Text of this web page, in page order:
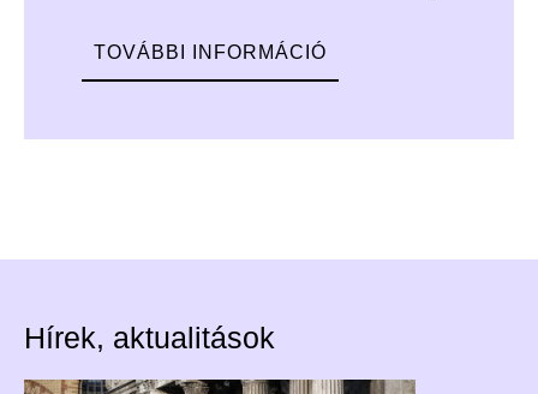
TOVÁBBI INFORMÁCIÓ
Hírek, aktualitások